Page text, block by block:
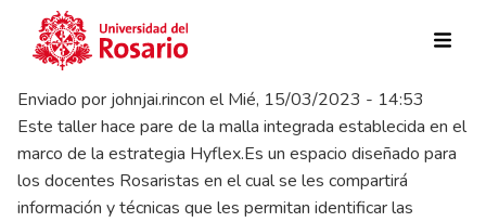
Pasar al contenido principal
Enviado por johnjai.rincon elMié, 15/03/2023 - 14:53
Este taller hace pare de la malla integrada establecida en el
marco de la estrategia Hyflex.Es un espacio diseñado para
los docentes Rosaristas en el cual se les compartirá
información y técnicas que les permitan identificar las